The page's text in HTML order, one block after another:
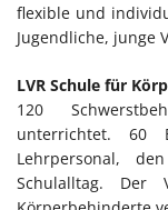
flexible und
Jugendliche, junge
LVR Schule für
120
unterrichtet. 60
Lehrpersonal,
Schulalltag.